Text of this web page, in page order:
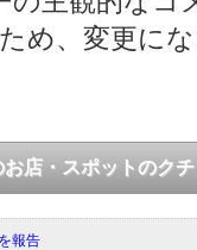
め、変更に
お店・スポットのク
報告